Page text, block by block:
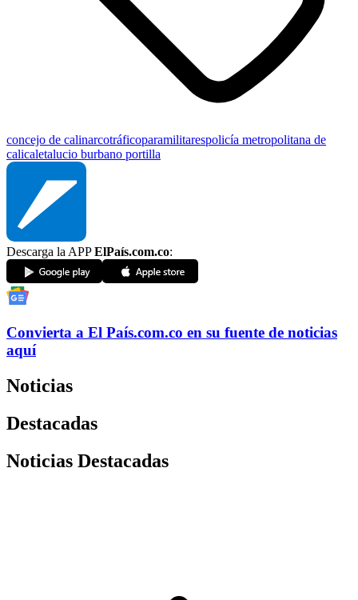
concejo de calinarcotráficoparamilitarespolicía metropolitana de
calicaletalucio burbano portilla
Descarga la APPElPaís.com.co:
Convierta a El País.com.co en su fuente de noticias
aquí
Noticias
Destacadas
Noticias Destacadas